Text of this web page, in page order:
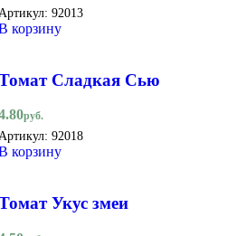
92013
корзину
Сладкая Сью
руб.
92018
корзину
Укус змеи